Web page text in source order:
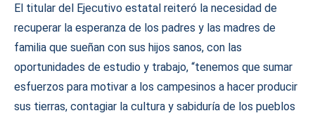
El titular del Ejecutivo estatal reiteró la necesidad de
recuperar la esperanza de los padres y las madres de
familia que sueñan con sus hijos sanos, con las
oportunidades de estudio y trabajo, “tenemos que sumar
esfuerzos para motivar a los campesinos a hacer producir
sus tierras, contagiar la cultura y sabiduría de los pueblos